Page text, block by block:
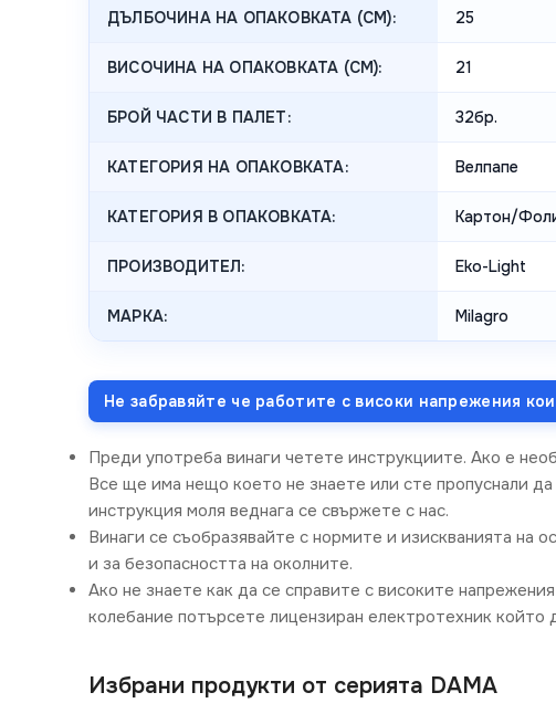
ДЪЛБОЧИНА НА ОПАКОВКАТА (CM): 25
ВИСОЧИНА НА ОПАКОВКАТА (СМ): 21
БРОЙ ЧАСТИ В ПАЛЕТ: 32бр.
КАТЕГОРИЯ НА ОПАКОВКАТА: Велпапе
КАТЕГОРИЯ В ОПАКОВКАТА: Картон/
ПРОИЗВОДИТЕЛ: Eko-Light
МАРКА: Milagro
Не забравяйте че работите с високи напрежения
Преди употреба винаги четете инструкциите. Ако е
Все ще има нещо което не знаете или сте пропуснали
инструкция моля веднага се свържете с нас.
Винаги се съобразявайте с нормите и изискванията на
и за безопасността на околните.
Ако не знаете как да се справите с високите
колебание потърсете лицензиран електротехник който
Избрани продукти от серията DAMA